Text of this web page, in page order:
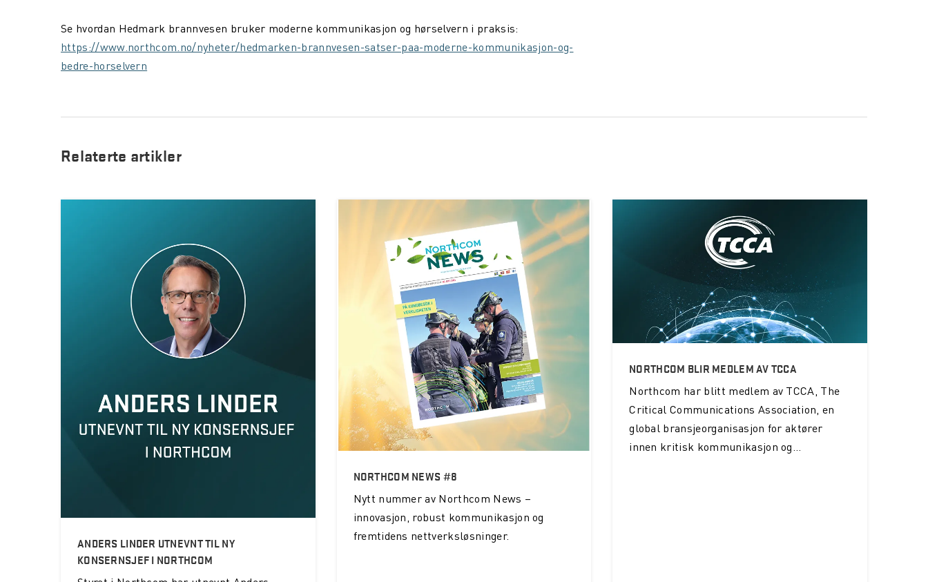
Se hvordan Hedmark brannvesen bruker moderne kommunikasjon og hørselvern i praksis:
https://www.northcom.no/nyheter/hedmarken-brannvesen-satser-paa-moderne-kommunikasjon-og-
bedre-horselvern
Relaterte artikler
ANDERS LINDER UTNEVNT TIL NY
KONSERNSJEF I NORTHCOM
NORTHCOM NEWS #8
Nytt nummer av Northcom News –
innovasjon, robust kommunikasjon og
fremtidens nettverksløsninger.
NORTHCOM BLIR MEDLEM AV TCCA
Northcom har blitt medlem av TCCA, The
Critical Communications Association, en
global bransjeorganisasjon for aktører
innen kritisk kommunikasjon og...